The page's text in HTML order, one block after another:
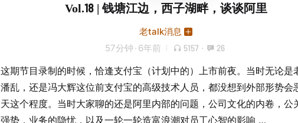
Vol.18 | 钱塘江边，西子湖畔，谈谈阿里
老talk消息
57分钟 · 6年前 5157 · 26
这期节目录制的时候，恰逢支付宝（计划中的）上市前夜。当时无论是
潘乱，还是冯大辉这位前支付宝的高级技术人员，都没想到外部形势会
天这个程度。当时大家聊的还是阿里内部的问题，公司文化的内卷，公
强势，业务的隐忧，以及一轮一轮造富浪潮对员工心智的影响 …